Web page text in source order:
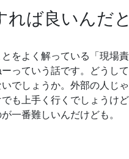
れば良いんだ
をよく解っている「現場
っていう話です。どうし
でしょうか。外部の人じ
も上手く行くでしょうけ
一番難しいんだけども。